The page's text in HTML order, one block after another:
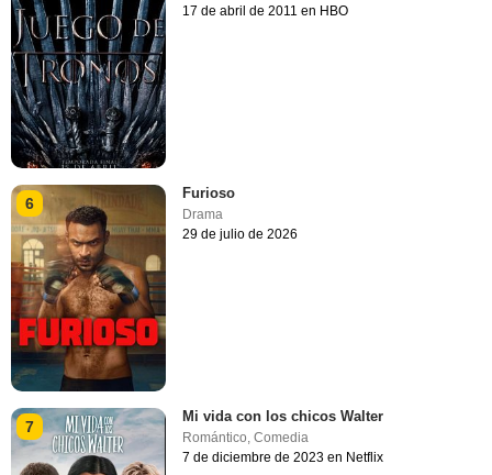
17 de abril de 2011 en HBO
6
Furioso
Drama
29 de julio de 2026
7
Mi vida con los chicos Walter
Romántico,Comedia
7 de diciembre de 2023 en Netflix